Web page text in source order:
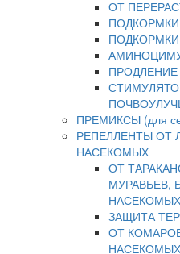
ОТ
ПОДКОРМКИ
ПРЕМИКСЫ (для
РЕПЕЛЛЕНТЫ
НАСЕКОМЫХ
ОТ
МУРАВЬЕВ,
НАСЕКОМЫХ
ЗАЩИТА
ОТ
НАСЕКОМЫХ